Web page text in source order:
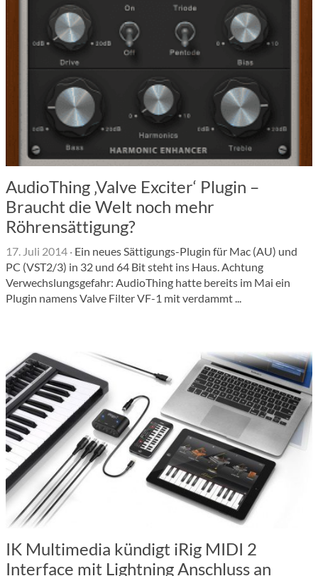
AudioThing ‚Valve Exciter‘ Plugin –
Braucht die Welt noch mehr
Röhrensättigung?
17. Juli 2014 · Ein neues Sättigungs-Plugin für Mac (AU) und
PC (VST2/3) in 32 und 64 Bit steht ins Haus. Achtung
Verwechslungsgefahr: AudioThing hatte bereits im Mai ein
Plugin namens Valve Filter VF-1 mit verdammt ...
IK Multimedia kündigt iRig MIDI 2
Interface mit Lightning Anschluss an